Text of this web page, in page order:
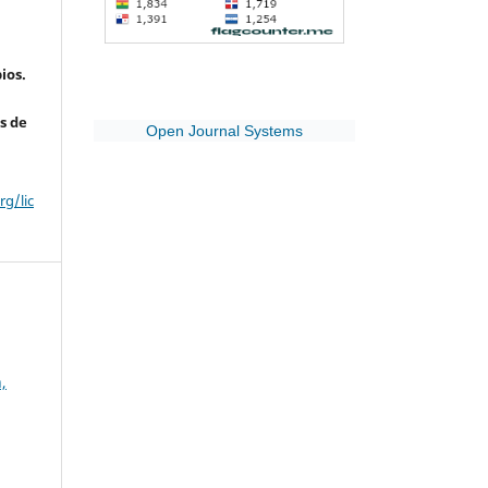
de
lic
Open Journal Systems